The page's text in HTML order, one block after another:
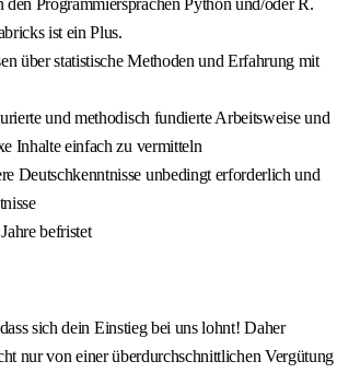
ist ein Plus.
über statistische Methoden und Erfahrung mit
und methodisch fundierte Arbeitsweise und
Inhalte einfach zu vermitteln
Deutschkenntnisse unbedingt erforderlich und
befristet
sich dein Einstieg bei uns lohnt! Daher
nur von einer überdurchschnittlichen Vergütung